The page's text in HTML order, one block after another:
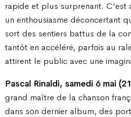
rapide et plus surprenant. C’est
un enthousiasme déconcertant
sort des sentiers battus de la
tantôt en accéléré, parfois au
attirent le public avec une
Pascal Rinaldi, samedi 6 mai
grand maître de la chanson
dans son dernier album, des